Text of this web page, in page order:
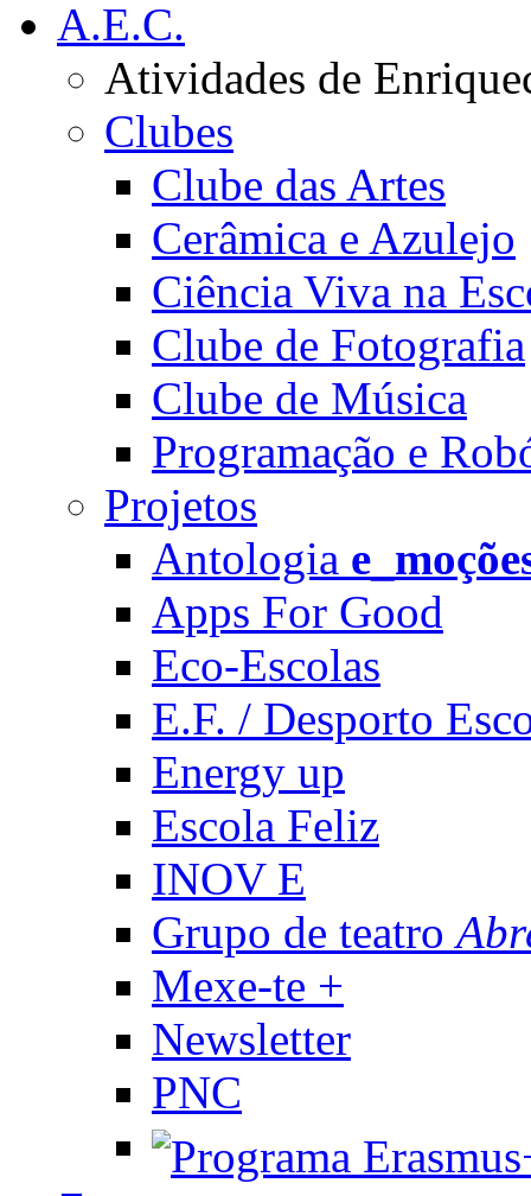
A.E.C.
Atividades de
Clubes
Clube das Artes
Cerâmica e Azulejo
Ciência Viva na
Clube de Fotografia
Clube de Música
Programação e
Projetos
Antologia
Apps For Good
Eco-Escolas
E.F. / Desporto
Energy up
Escola Feliz
INOV E
Grupo de teatro
Mexe-te +
Newsletter
PNC